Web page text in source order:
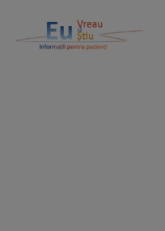
Site Logo